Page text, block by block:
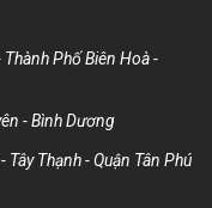
Phố Biên Hoà -
- Bình Dương
Thạnh - Quận Tân Phú